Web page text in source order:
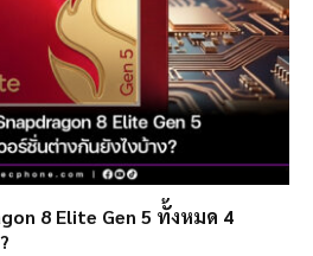
8 Elite Gen 5 ทั้งหมด 4